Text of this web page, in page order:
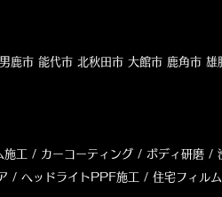
市 能代市 北秋田市 大館市 鹿角市 雄
施工 / カーコーティング / ボディ研磨 /
/ ヘッドライトPPF施工 / 住宅フィル